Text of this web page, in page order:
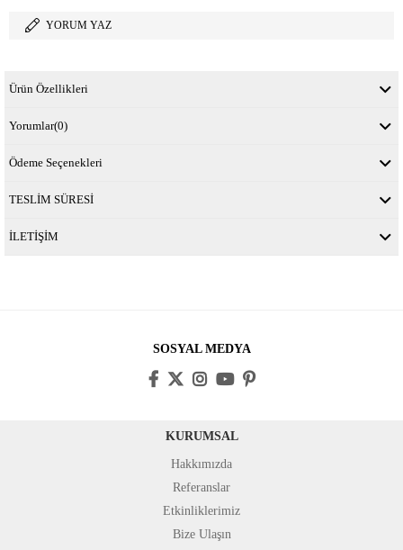
YORUM YAZ
Ürün Özellikleri
Yorumlar(0)
Ödeme Seçenekleri
TESLİM SÜRESİ
İLETİŞİM
SOSYAL MEDYA
KURUMSAL
Hakkımızda
Referanslar
Etkinliklerimiz
Bize Ulaşın